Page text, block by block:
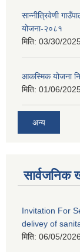
सान्नीत्रिवेणी
योजना-२०८१
मिति: 03/30/
आकस्मिक योजना
मिति: 01/06/
अन्य
सार्वजनिक
Invitation For
delivey of
मिति: 06/05/